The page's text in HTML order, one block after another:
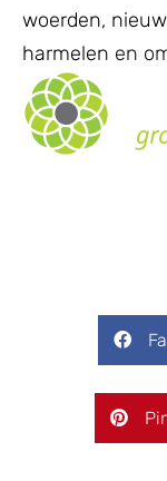
woerden,
harmelen en